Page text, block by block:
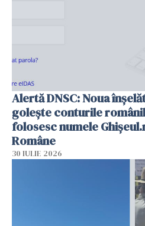
Alertă DNSC: Noua
golește conturile
folosesc numele
Române
30 IULIE 2026